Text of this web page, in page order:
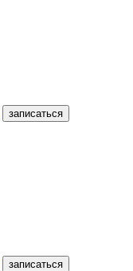
записаться
записаться